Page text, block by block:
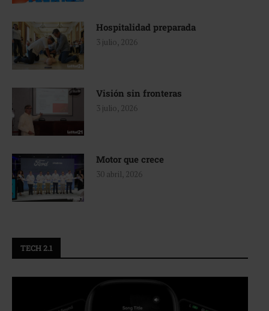
Hospitalidad preparada
3 julio, 2026
Visión sin fronteras
3 julio, 2026
Motor que crece
30 abril, 2026
TECH 2.1